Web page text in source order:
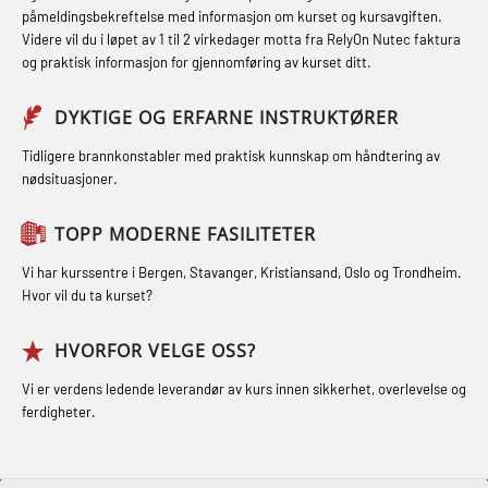
Førstehjelp grunnkurs (OFABLE101)
GOC sertifikat grunnleggende
GOC sertifikat repetisjon (GMDSS)
(MRC102)
oljearbeidere (OBS1055)
GWO: BST – Offshore (Blended with
Adaptive e-learning + practical)
(RBSBLE018)
GWO: BST – Offshore (Blended: e-
learning practical) (RBSBLE001)
STCW Kombi Oppdatering Offiserer
og Medisinsk Behandling med
Webinar (MBS1341)
STCW Oppdatering for offiserer 24 t
(MBS114)
STCW Medisinsk førstehjelp (MFA1081)
STCW Medisinsk førstehjelp
oppdatering (MBSBLE025)
STCW Oppdatering Medisinsk
Påbygging fra Offshore Norge til
Røykdykking industrivern –
repetisjon (LFI105)
Sikkerhetskurs for ansatte på
oppdrettsanlegg (LBS100)
Ulykkesgransking – Webinar (LSP103)
(LFI100)
påmeldingsbekreftelse med informasjon om kurset og kursavgiften.
Videre vil du i løpet av 1 til 2 virkedager motta fra RelyOn Nutec faktura
og praktisk informasjon for gjennomføring av kurset ditt.
DYKTIGE OG ERFARNE INSTRUKTØRER
Tidligere brannkonstabler med praktisk kunnskap om håndtering av
nødsituasjoner.
TOPP MODERNE FASILITETER
Vi har kurssentre i Bergen, Stavanger, Kristiansand, Oslo og Trondheim.
Hvor vil du ta kurset?
HVORFOR VELGE OSS?
Vi er verdens ledende leverandør av kurs innen sikkerhet, overlevelse og
ferdigheter.